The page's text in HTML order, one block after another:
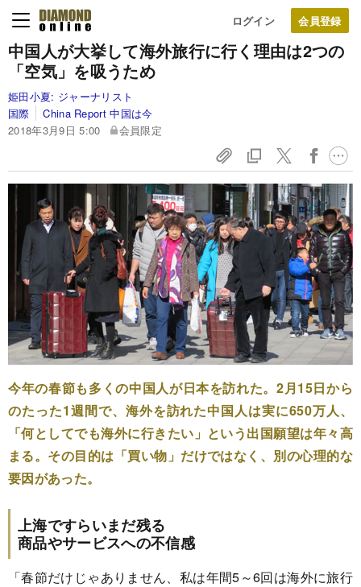
ログイン
中国人が大挙して海外旅行に行く理由は2つの
「空気」を吸うため
姫田小夏: ジャーナリスト
国際
China Report 中国は今
2018年3月9日 5:00
会員限定
今年の春節も多くの中国人が日本を訪れた。2月15日から
のたった1週間で、海外を訪れた中国人は実に650万人、
「何としてでも海外に行きたい」という出国願望は年々高
まる。その目的は「買い物」だけではなく、別の心理的な
要因があった。
上海ですらいまだ残る
商品やサービスへの不信感
「春節だけじゃありません、私は年間5～6回は海外に旅行